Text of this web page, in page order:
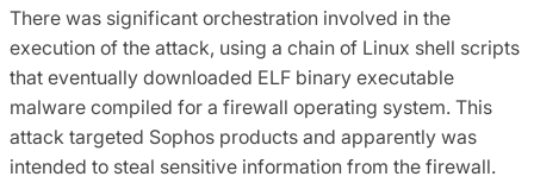
There was significant orchestration involved in the
execution of the attack, using a chain of Linux shell scripts
that eventually downloaded ELF binary executable
malware compiled for a firewall operating system. This
attack targeted Sophos products and apparently was
intended to steal sensitive information from the firewall.